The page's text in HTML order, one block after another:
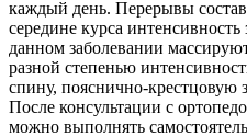
каждый день. Перерывы
середине курса
данном заболевании
разной степенью
спину, пояснично-крестцовую
После консультации с
можно выполнять